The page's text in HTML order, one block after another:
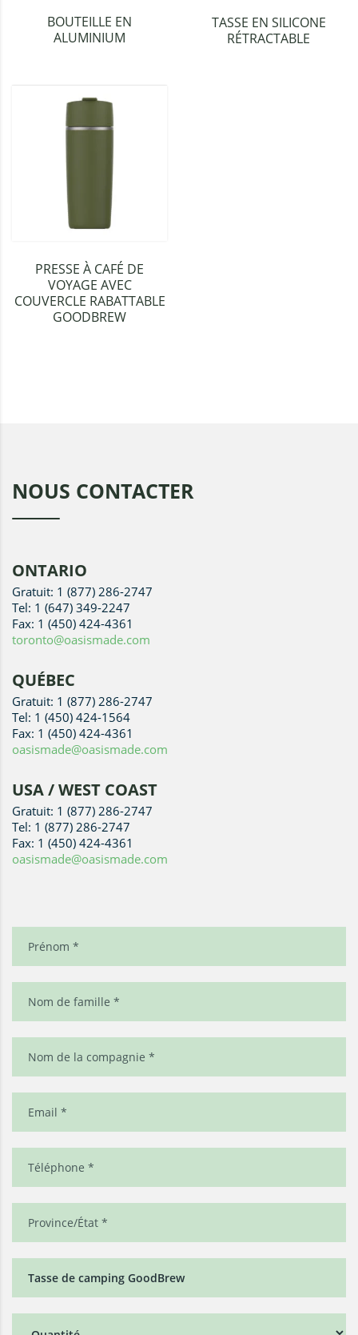
BOUTEILLE EN
ALUMINIUM
TASSE EN SILICONE
RÉTRACTABLE
PRESSE À CAFÉ DE
VOYAGE AVEC
COUVERCLE RABATTABLE
GOODBREW
NOUS CONTACTER
ONTARIO
Gratuit: 1 (877) 286-2747
Tel: 1 (647) 349-2247
Fax: 1 (450) 424-4361
toronto@oasismade.com
QUÉBEC
Gratuit: 1 (877) 286-2747
Tel: 1 (450) 424-1564
Fax: 1 (450) 424-4361
oasismade@oasismade.com
USA / WEST COAST
Gratuit: 1 (877) 286-2747
Tel: 1 (877) 286-2747
Fax: 1 (450) 424-4361
oasismade@oasismade.com